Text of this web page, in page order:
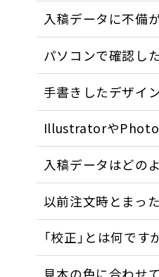
入稿データに不備
パソコンで確認し
手書きしたデザイ
Illustratorや
入稿データはどの
以前注文時とまっ
「校正」とは何です